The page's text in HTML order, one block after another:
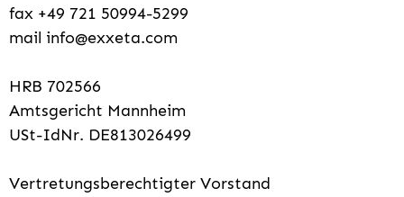
fax +49 721 50994-5299
mail info@exxeta.com
HRB 702566
Amts­ge­richt Mann­heim
USt-IdNr. DE813026499
Vertretungsberechtigter Vorstand